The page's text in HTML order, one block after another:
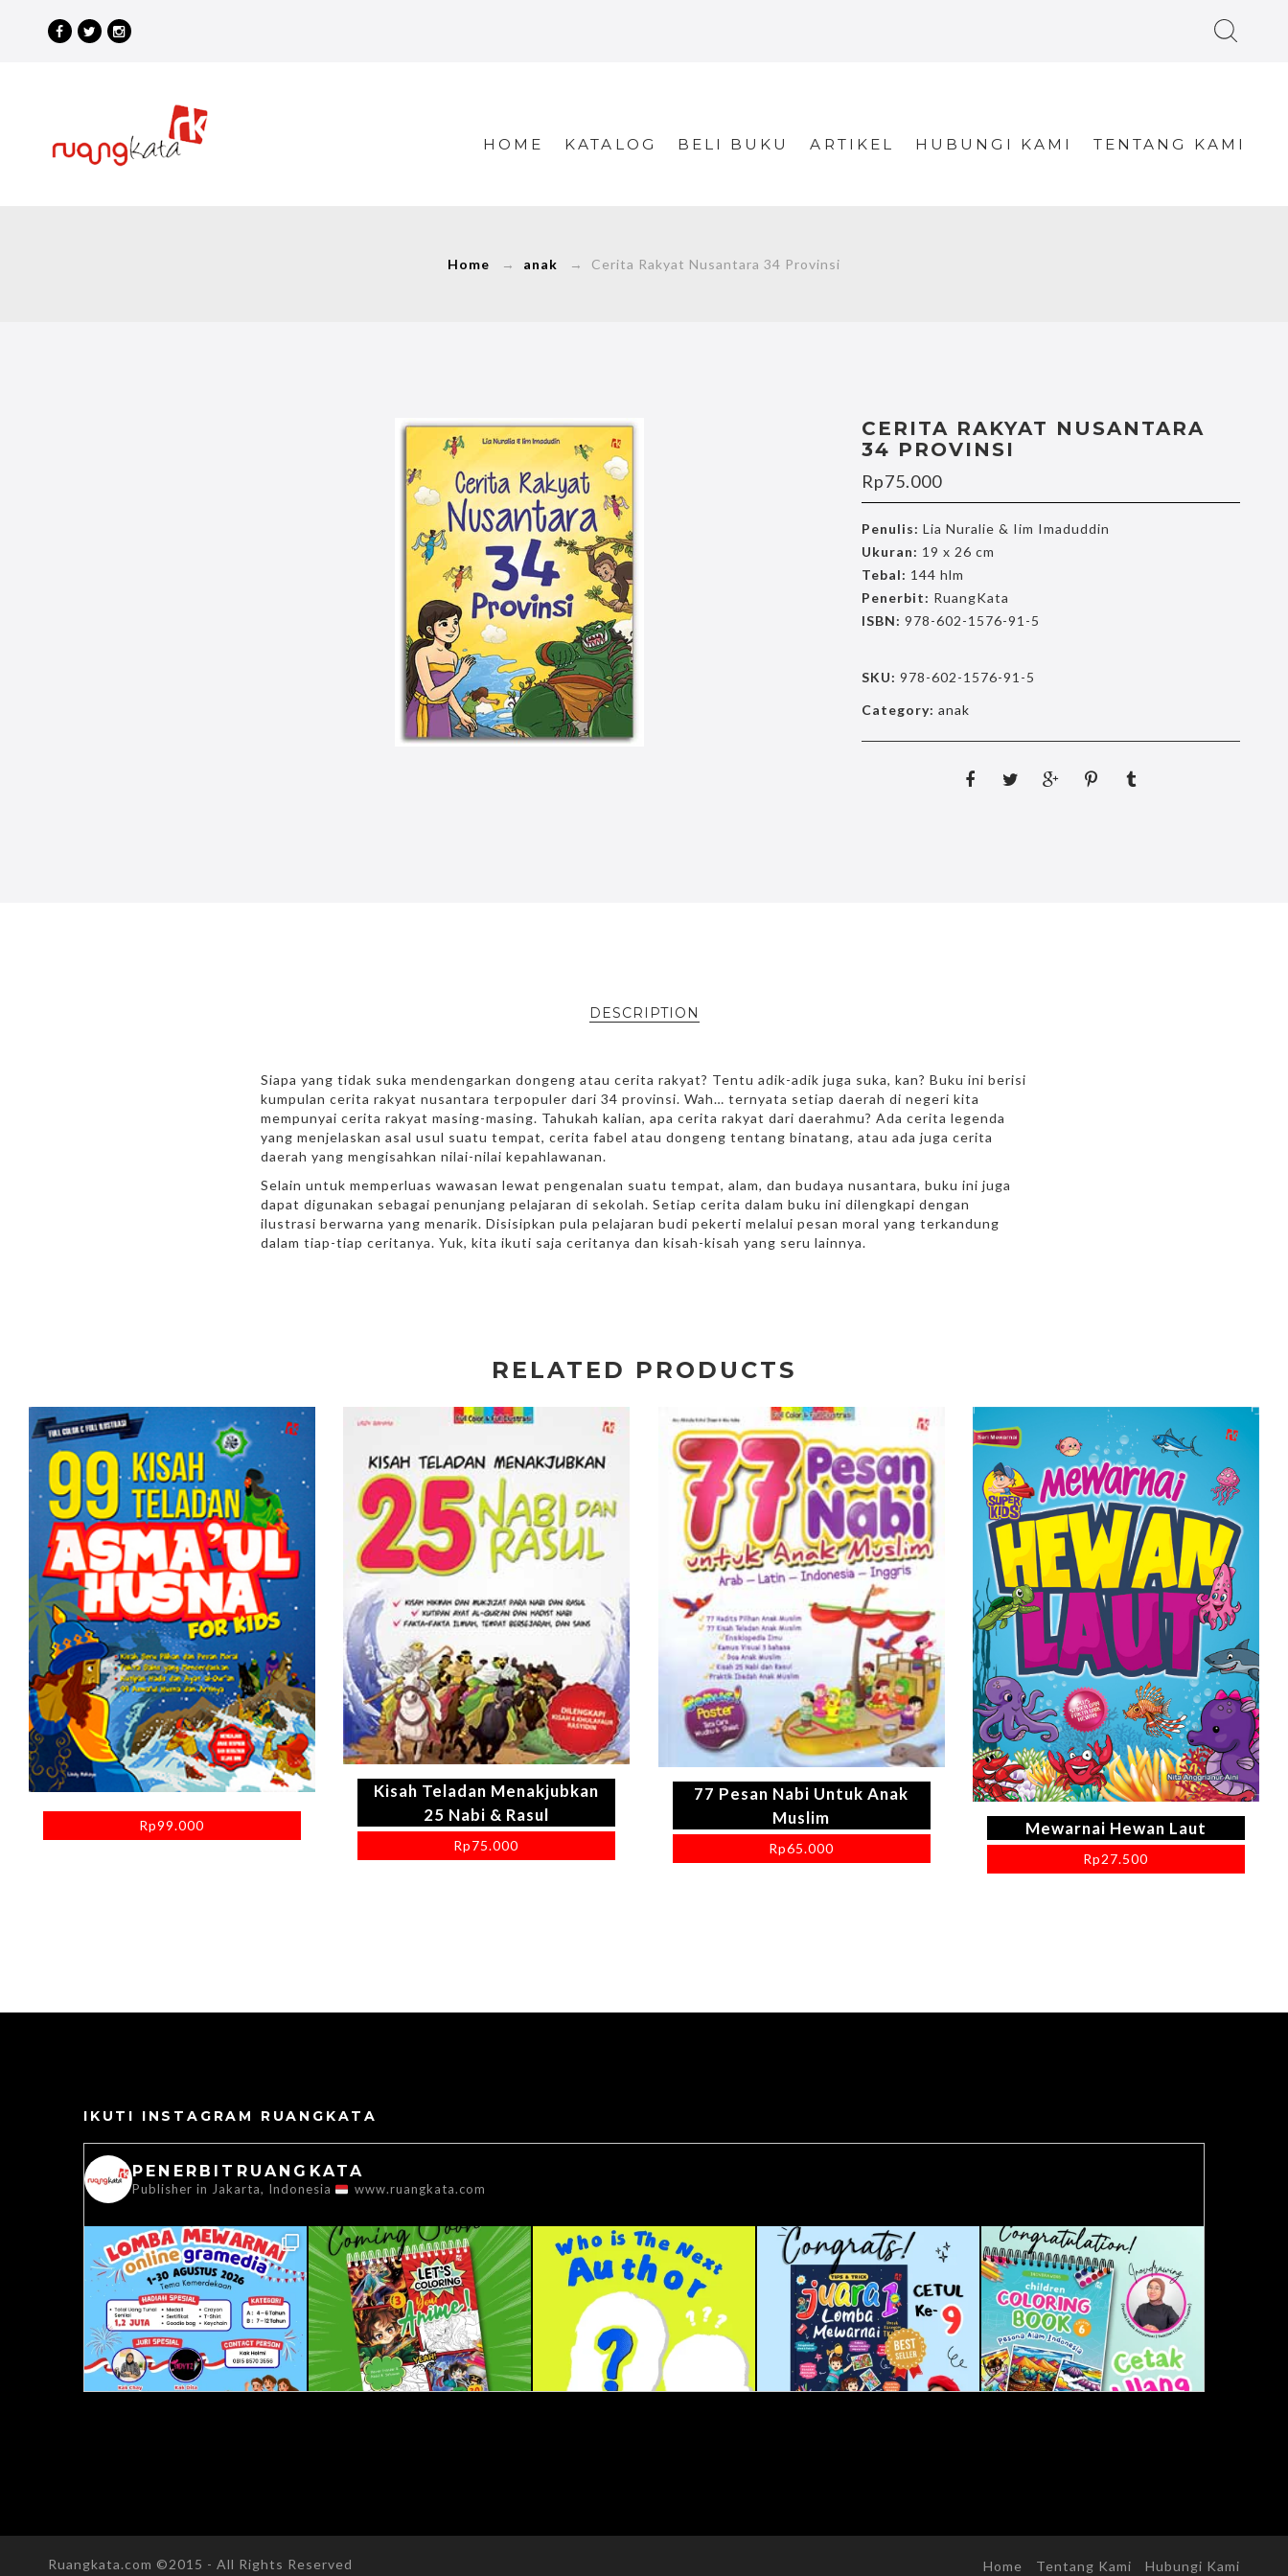
HOME KATALOG BELI BUKU ARTIKEL HUBUNGI KAMI TENTANG KAMI
Home → anak → Cerita Rakyat Nusantara 34 Provinsi
CERITA RAKYAT NUSANTARA
34 PROVINSI
Rp75.000
Penulis: Lia Nuralie & Iim Imaduddin
Ukuran: 19 x 26 cm
Tebal: 144 hlm
Penerbit: RuangKata
ISBN: 978-602-1576-91-5
SKU:978-602-1576-91-5
Category:anak
DESCRIPTION
Siapa yang tidak suka mendengarkan dongeng atau cerita rakyat? Tentu adik-adik juga suka, kan? Buku ini berisi
kumpulan cerita rakyat nusantara terpopuler dari 34 provinsi. Wah… ternyata setiap daerah di negeri kita
mempunyai cerita rakyat masing-masing. Tahukah kalian, apa cerita rakyat dari daerahmu? Ada cerita legenda
yang menjelaskan asal usul suatu tempat, cerita fabel atau dongeng tentang binatang, atau ada juga cerita
daerah yang mengisahkan nilai-nilai kepahlawanan.
Selain untuk memperluas wawasan lewat pengenalan suatu tempat, alam, dan budaya nusantara, buku ini juga
dapat digunakan sebagai penunjang pelajaran di sekolah. Setiap cerita dalam buku ini dilengkapi dengan
ilustrasi berwarna yang menarik. Disisipkan pula pelajaran budi pekerti melalui pesan moral yang terkandung
dalam tiap-tiap ceritanya. Yuk, kita ikuti saja ceritanya dan kisah-kisah yang seru lainnya.
RELATED PRODUCTS
Rp99.000
Kisah Teladan Menakjubkan
25 Nabi & Rasul
Rp75.000
77 Pesan Nabi Untuk Anak
Muslim
Rp65.000
Mewarnai Hewan Laut
Rp27.500
IKUTI INSTAGRAM RUANGKATA
PENERBITRUANGKATA
Publisher in Jakarta, Indonesia www.ruangkata.com
Ruangkata.com ©2015 - All Rights Reserved Home Tentang Kami Hubungi Kami